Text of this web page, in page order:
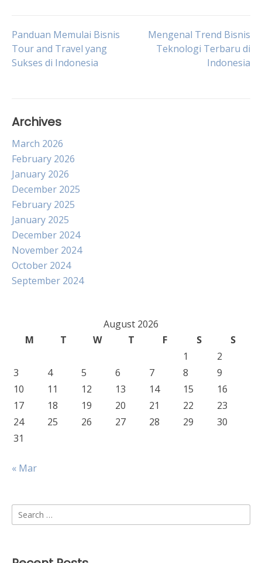
Post
navigation
Panduan Memulai Bisnis
Tour and Travel yang
Sukses di Indonesia
Mengenal Trend Bisnis
Teknologi Terbaru di
Indonesia
Archives
March 2026
February 2026
January 2026
December 2025
February 2025
January 2025
December 2024
November 2024
October 2024
September 2024
August 2026
M
T W T F S
S
1
2
3
4 5 6 7 8
9
10
11 12 13 14 15
16
17
18 19 20 21 22
23
24
25 26 27 28 29
30
31
« Mar
Search
for: